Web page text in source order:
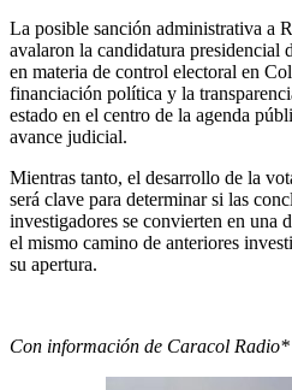
La posible sanción administrativa a
avalaron la candidatura presidencial
en materia de control electoral en
financiación política y la
estado en el centro de la agenda
avance judicial.
Mientras tanto, el desarrollo de la
será clave para determinar si las
investigadores se convierten en una
el mismo camino de anteriores
su apertura.
Con información de Caracol Radio*